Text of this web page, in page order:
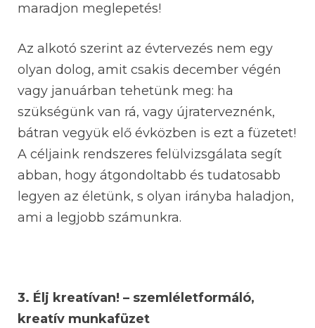
maradjon meglepetés!
Az alkotó szerint az évtervezés nem egy
olyan dolog, amit csakis december végén
vagy januárban tehetünk meg: ha
szükségünk van rá, vagy újraterveznénk,
bátran vegyük elő évközben is ezt a füzetet!
A céljaink rendszeres felülvizsgálata segít
abban, hogy átgondoltabb és tudatosabb
legyen az életünk, s olyan irányba haladjon,
ami a legjobb számunkra.
3. Élj kreatívan! – szemléletformáló,
kreatív munkafüzet